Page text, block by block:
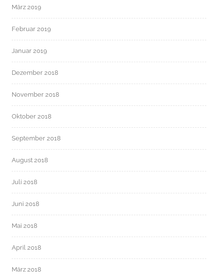
März 2019
Februar 2019
Januar 2019
Dezember 2018
November 2018
Oktober 2018
September 2018
August 2018
Juli 2018
Juni 2018
Mai 2018
April 2018
März 2018